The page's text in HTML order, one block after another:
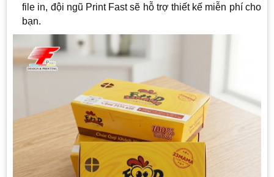
file in, đội ngũ Print Fast sẽ hỗ trợ thiết kế miễn phí cho
bạn.